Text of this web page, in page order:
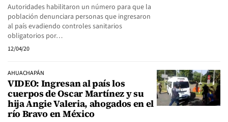
Autoridades habilitaron un número para que la
población denunciara personas que ingresaron
al país evadiendo controles sanitarios
obligatorios por…
12/04/20
AHUACHAPÁN
VIDEO: Ingresan al país los
cuerpos de Oscar Martínez y su
hija Angie Valeria, ahogados en el
río Bravo en México